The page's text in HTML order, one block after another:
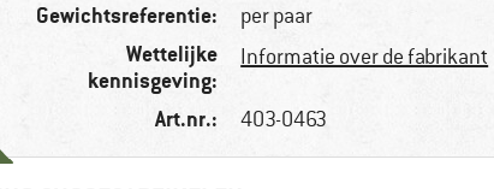
Gewichtsreferentie: per paar
Wettelijke
kennisgeving:
Informatie over de fabrikant
Art.nr.: 403-0463